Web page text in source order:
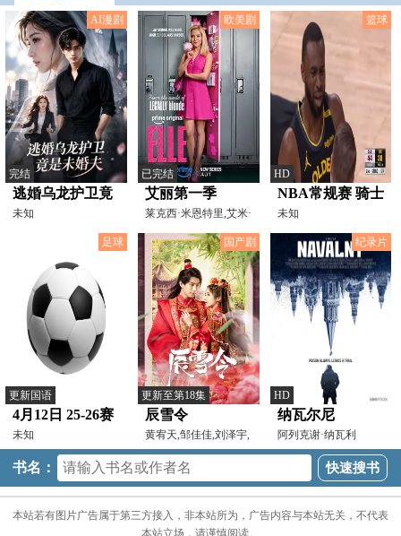
AI漫剧
完结
逃婚乌龙护卫竟
是未婚夫
未知
欧美剧
已完结
艾丽第一季
莱克西·米恩特里,艾米·
皮特兹,钱德勒·金
篮球
HD
NBA常规赛 骑士
VS勇士
20241231
未知
足球
更新国语
4月12日 25-26赛
季西甲第31轮 巴
塞罗那VS西班牙
人
未知
国产剧
更新至第18集
辰雪令
黄宥天,邹佳佳,刘泽宇,
唐文琦
纪录片
HD
纳瓦尔尼
阿列克谢·纳瓦利
内,YuliaNavalnaya,DashaN
书名：
本站若有图片广告属于第三方接入，非本站所为，广告内容与本站无关，不代表
本站立场，请谨慎阅读。